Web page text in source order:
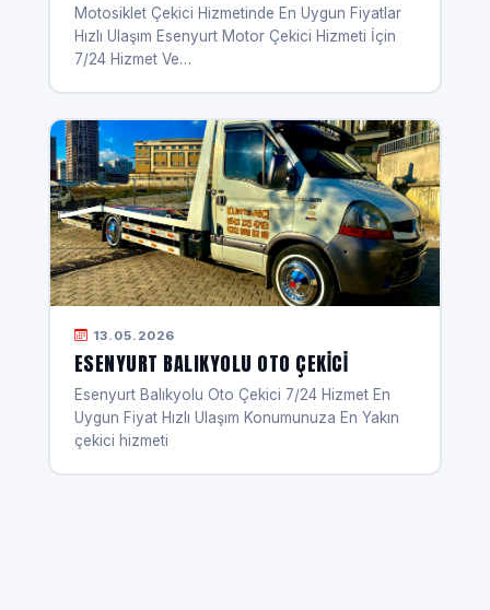
Motosiklet Çekici Hizmetinde En Uygun Fiyatlar
Hızlı Ulaşım Esenyurt Motor Çekici Hizmeti İçin
7/24 Hizmet Ve…
13.05.2026
ESENYURT BALIKYOLU OTO ÇEKICI
Esenyurt Balıkyolu Oto Çekici 7/24 Hizmet En
Uygun Fiyat Hızlı Ulaşım Konumunuza En Yakın
çekici hizmeti